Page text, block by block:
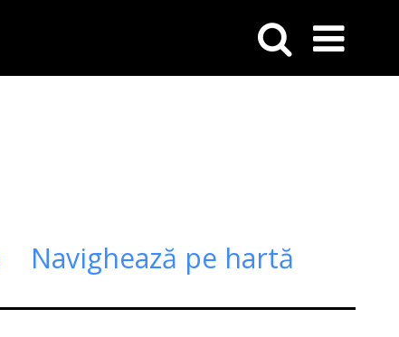
Navighează pe hartă